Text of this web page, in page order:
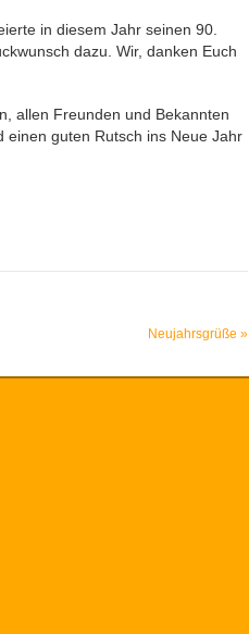
in diesem Jahr seinen 90.
dazu. Wir, danken Euch
allen Freunden und Bekannten
einen guten Rutsch ins Neue Jahr
Neujahrsgrüße »